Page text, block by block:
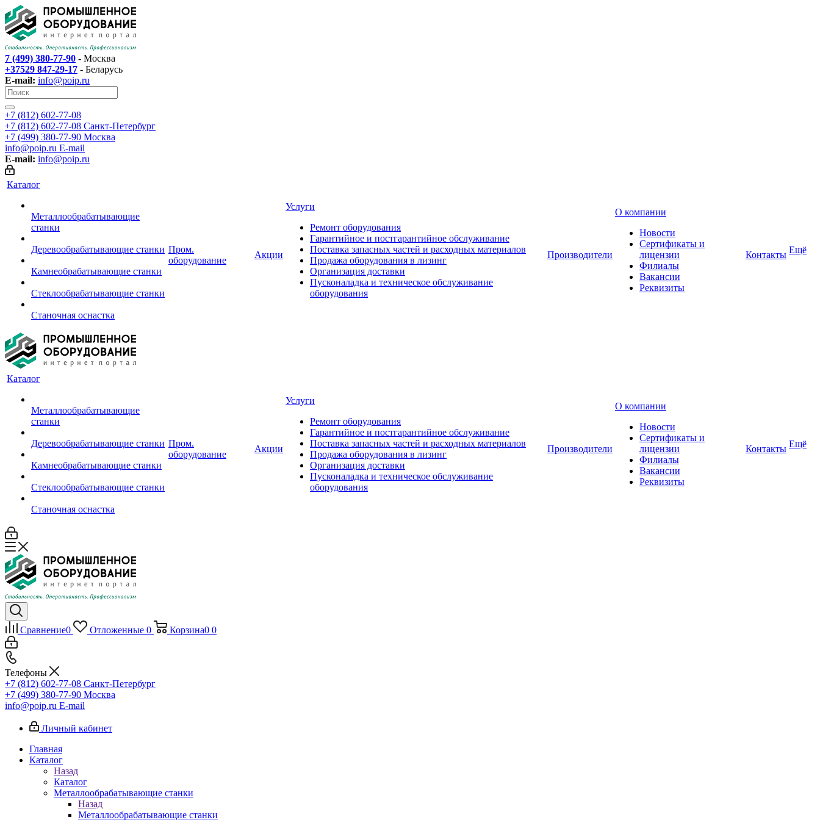
7 (499) 380-77-90 - Москва
+37529 847-29-17 - Беларусь
E-mail: info@poip.ru
+7 (812) 602-77-08
+7 (812) 602-77-08 Санкт-Петербург
+7 (499) 380-77-90 Москва
info@poip.ru E-mail
E-mail: info@poip.ru
Каталог
Металлообрабатывающие
станки
Деревообрабатывающие станки
Камнеобрабатывающие станки
Стеклообрабатывающие станки
Станочная оснастка
Пром.
оборудование
Акции
Услуги
Ремонт оборудования
Гарантийное и постгарантийное обслуживание
Поставка запасных частей и расходных материалов
Продажа оборудования в лизинг
Организация доставки
Пусконаладка и техническое обслуживание
оборудования
Производители
О компании
Новости
Сертификаты и
лицензии
Филиалы
Вакансии
Реквизиты
Контакты Ещё
Каталог
Металлообрабатывающие
станки
Деревообрабатывающие станки
Камнеобрабатывающие станки
Стеклообрабатывающие станки
Станочная оснастка
Пром.
оборудование
Акции
Услуги
Ремонт оборудования
Гарантийное и постгарантийное обслуживание
Поставка запасных частей и расходных материалов
Продажа оборудования в лизинг
Организация доставки
Пусконаладка и техническое обслуживание
оборудования
Производители
О компании
Новости
Сертификаты и
лицензии
Филиалы
Вакансии
Реквизиты
Контакты Ещё
Сравнение0 Отложенные 0 Корзина0 0
Телефоны
+7 (812) 602-77-08 Санкт-Петербург
+7 (499) 380-77-90 Москва
info@poip.ru E-mail
Личный кабинет
Главная
Каталог
Назад
Каталог
Металлообрабатывающие станки
Назад
Металлообрабатывающие станки